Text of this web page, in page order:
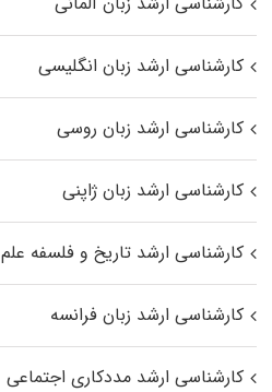
کارشناسی ارشد زبان انگلیسی
کارشناسی ارشد زبان روسی
کارشناسی ارشد زبان ژاپنی
کارشناسی ارشد تاریخ و فلسفه علم
کارشناسی ارشد زبان فرانسه
کارشناسی ارشد مددکاری اجتماعی